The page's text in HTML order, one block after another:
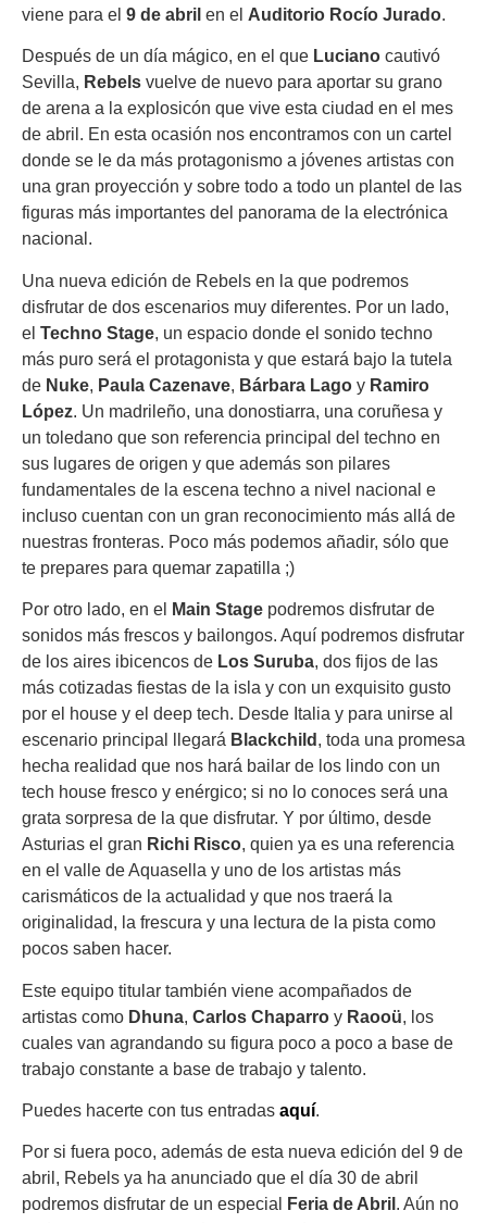
viene para el 9 de abril en el Auditorio Rocío Jurado.
Después de un día mágico, en el que Luciano cautivó
Sevilla, Rebels vuelve de nuevo para aportar su grano
de arena a la explosicón que vive esta ciudad en el mes
de abril. En esta ocasión nos encontramos con un cartel
donde se le da más protagonismo a jóvenes artistas con
una gran proyección y sobre todo a todo un plantel de las
figuras más importantes del panorama de la electrónica
nacional.
Una nueva edición de Rebels en la que podremos
disfrutar de dos escenarios muy diferentes. Por un lado,
el Techno Stage, un espacio donde el sonido techno
más puro será el protagonista y que estará bajo la tutela
de Nuke, Paula Cazenave, Bárbara Lago y Ramiro
López. Un madrileño, una donostiarra, una coruñesa y
un toledano que son referencia principal del techno en
sus lugares de origen y que además son pilares
fundamentales de la escena techno a nivel nacional e
incluso cuentan con un gran reconocimiento más allá de
nuestras fronteras. Poco más podemos añadir, sólo que
te prepares para quemar zapatilla ;)
Por otro lado, en el Main Stage podremos disfrutar de
sonidos más frescos y bailongos. Aquí podremos disfrutar
de los aires ibicencos de Los Suruba, dos fijos de las
más cotizadas fiestas de la isla y con un exquisito gusto
por el house y el deep tech. Desde Italia y para unirse al
escenario principal llegará Blackchild , toda una promesa
hecha realidad que nos hará bailar de los lindo con un
tech house fresco y enérgico; si no lo conoces será una
grata sorpresa de la que disfrutar. Y por último, desde
Asturias el gran Richi Risco, quien ya es una referencia
en el valle de Aquasella y uno de los artistas más
carismáticos de la actualidad y que nos traerá la
originalidad, la frescura y una lectura de la pista como
pocos saben hacer.
Este equipo titular también viene acompañados de
artistas como Dhuna, Carlos Chaparro y Raooü, los
cuales van agrandando su figura poco a poco a base de
trabajo constante a base de trabajo y talento.
Puedes hacerte con tus entradas aquí.
Por si fuera poco, además de esta nueva edición del 9 de
abril, Rebels ya ha anunciado que el día 30 de abril
podremos disfrutar de un especial
Feria de Abril . Aún no